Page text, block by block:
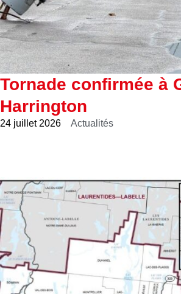
Tornade confirmée à
Harrington
24 juillet 2026 Actualités